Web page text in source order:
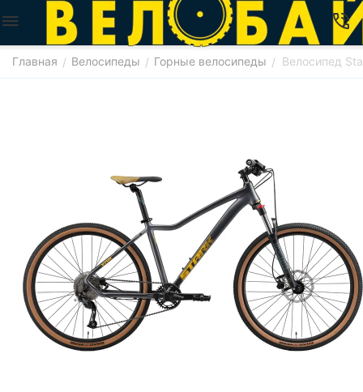
Главная / Велосипеды / Горные велосипеды / Велосипед